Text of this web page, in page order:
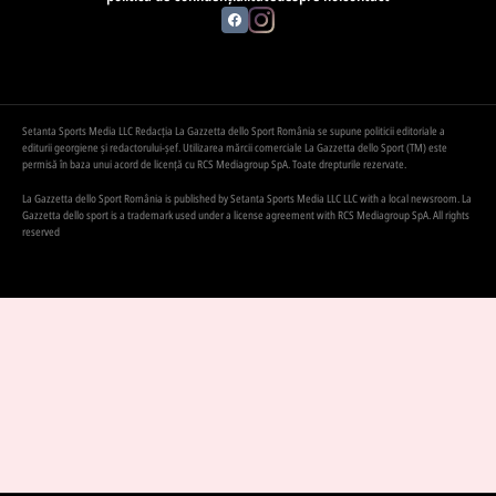
Setanta Sports Media LLC Redacția La Gazzetta dello Sport România se supune politicii editoriale a
editurii georgiene și redactorului-șef. Utilizarea mărcii comerciale La Gazzetta dello Sport (TM) este
permisă în baza unui acord de licență cu RCS Mediagroup SpA. Toate drepturile rezervate.
La Gazzetta dello Sport România is published by Setanta Sports Media LLC LLC with a local newsroom. La
Gazzetta dello sport is a trademark used under a license agreement with RCS Mediagroup SpA. All rights
reserved